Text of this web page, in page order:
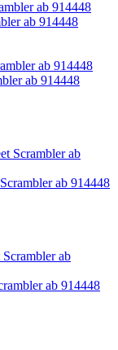
ab 914448
ab 914448
ab 914448
ab 914448